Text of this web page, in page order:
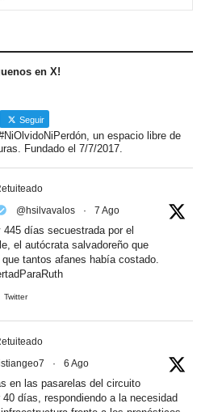
en X!
Seguir
un espacio libre de
Fundado el 7/7/2017.
@hsilvavalos · 7 Ago
días secuestrada por el
el autócrata salvadoreño que
tantos afanes había costado.
Twitter
· 6 Ago
en las pasarelas del circuito
días, respondiendo a la necesidad